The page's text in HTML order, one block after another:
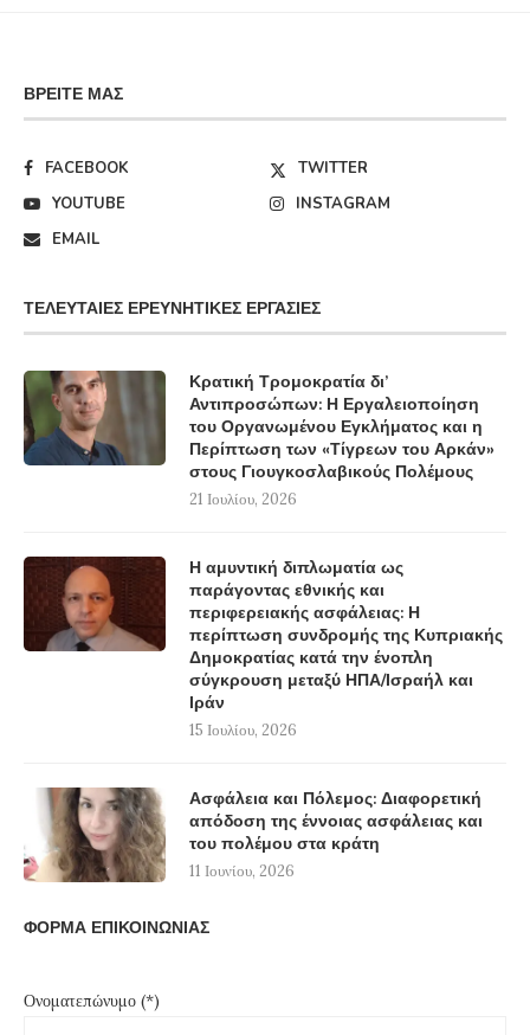
ΒΡΕΊΤΕ ΜΑΣ
FACEBOOK
TWITTER
YOUTUBE
INSTAGRAM
EMAIL
ΤΕΛΕΥΤΑΊΕΣ ΕΡΕΥΝΗΤΙΚΈΣ ΕΡΓΑΣΊΕΣ
Κρατική Τρομοκρατία δι’
Αντιπροσώπων: Η Εργαλειοποίηση
του Οργανωμένου Εγκλήματος και η
Περίπτωση των «Τίγρεων του Αρκάν»
στους Γιουγκοσλαβικούς Πολέμους
21 Ιουλίου, 2026
Η αμυντική διπλωματία ως
παράγοντας εθνικής και
περιφερειακής ασφάλειας: Η
περίπτωση συνδρομής της Κυπριακής
Δημοκρατίας κατά την ένοπλη
σύγκρουση μεταξύ ΗΠΑ/Ισραήλ και
Ιράν
15 Ιουλίου, 2026
Ασφάλεια και Πόλεμος: Διαφορετική
απόδοση της έννοιας ασφάλειας και
του πολέμου στα κράτη
11 Ιουνίου, 2026
ΦΟΡΜΑ ΕΠΙΚΟΙΝΩΝΙΑΣ
Ονοματεπώνυμο (*)